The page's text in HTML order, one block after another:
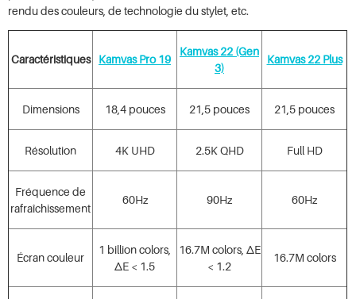
rendu des couleurs, de technologie du stylet, etc.
Caractéristiques Kamvas Pro 19
Kamvas 22 (Gen
3)
Kamvas 22 Plus
Dimensions 18,4 pouces 21,5 pouces 21,5 pouces
Résolution 4K UHD 2.5K QHD Full HD
Fréquence de
rafraîchissement
60Hz 90Hz 60Hz
Écran couleur
1 billion colors,
ΔE < 1.5
16.7M colors, ΔE
< 1.2
16.7M colors